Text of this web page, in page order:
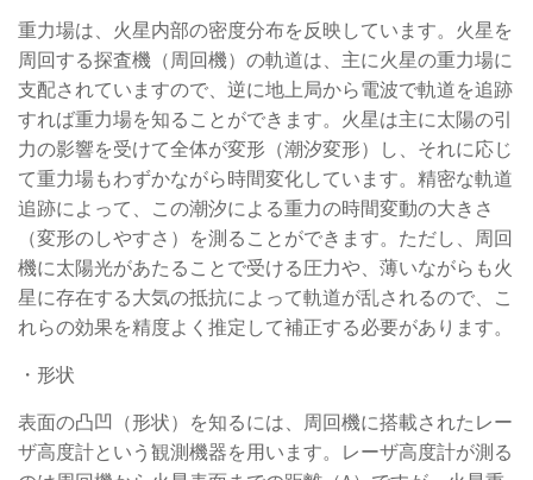
重力場は、火星内部の密度分布を反映しています。火星を
周回する探査機（周回機）の軌道は、主に火星の重力場に
支配されていますので、逆に地上局から電波で軌道を追跡
すれば重力場を知ることができます。火星は主に太陽の引
力の影響を受けて全体が変形（潮汐変形）し、それに応じ
て重力場もわずかながら時間変化しています。精密な軌道
追跡によって、この潮汐による重力の時間変動の大きさ
（変形のしやすさ）を測ることができます。ただし、周回
機に太陽光があたることで受ける圧力や、薄いながらも火
星に存在する大気の抵抗によって軌道が乱されるので、こ
れらの効果を精度よく推定して補正する必要があります。
・形状
表面の凸凹（形状）を知るには、周回機に搭載されたレー
ザ高度計という観測機器を用います。レーザ高度計が測る